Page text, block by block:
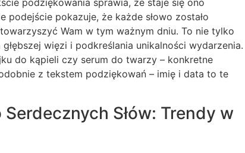
pokazuje, że każde słowo zostało
Wam w tym ważnym dniu. To nie tylko
więzi i podkreślania unikalności wydarzenia.
do kąpieli czy serum do twarzy – konkretne
z tekstem podziękowań – imię i data to te
Słów: Trendy w